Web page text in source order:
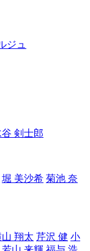
ジュ
谷 剣士郎
堀 美沙希 菊池 奈
翔太 芹沢 健 小